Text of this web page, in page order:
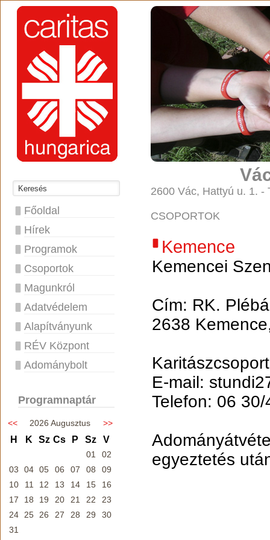
Főoldal
Hírek
Programok
Csoportok
Magunkról
Adatvédelem
Alapítványunk
RÉV Központ
Adománybolt
Programnaptár
<< 2026 Augusztus >>
H K Sz Cs P Sz V
01
02
03
04 05 06 07 08
09
10
11 12 13 14 15
16
17
18 19 20 21 22
23
24
25 26 27 28 29
30
31
2600 Vác, Hattyú u. 1. -
CSOPORTOK
Kemence
Kemencei
Cím: RK.
2638
E-mail:
Telefon: 06
egyeztetés